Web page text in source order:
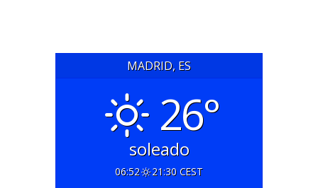
MADRID, ES
26°
soleado
06:52 21:30 CEST